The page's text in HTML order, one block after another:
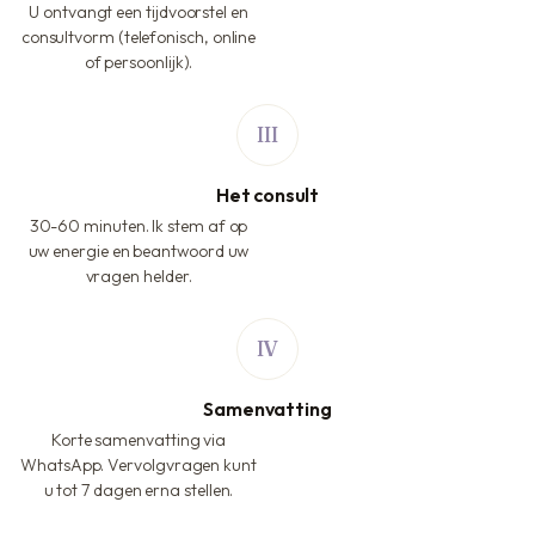
U ontvangt een tijdvoorstel en
consultvorm (telefonisch, online
of persoonlijk).
Het consult
30-60 minuten. Ik stem af op
uw energie en beantwoord uw
vragen helder.
Samenvatting
Korte samenvatting via
WhatsApp. Vervolgvragen kunt
u tot 7 dagen erna stellen.